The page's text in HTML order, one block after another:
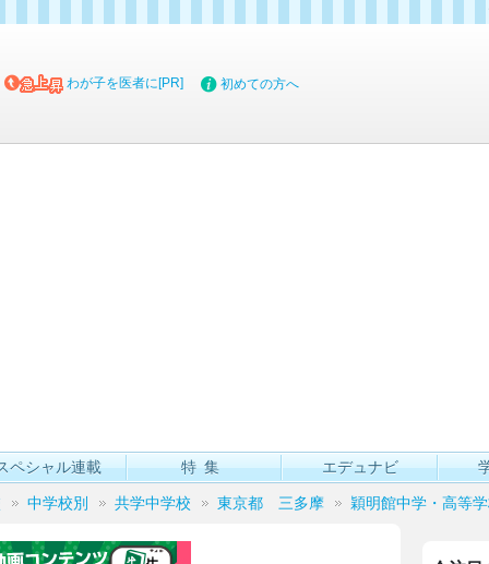
わが子を医者に[PR] 初めての方へ
ペシャル連載 特集 エデュナビ
中学校別 共学中学校 東京都 三多摩 穎明館中学・高等